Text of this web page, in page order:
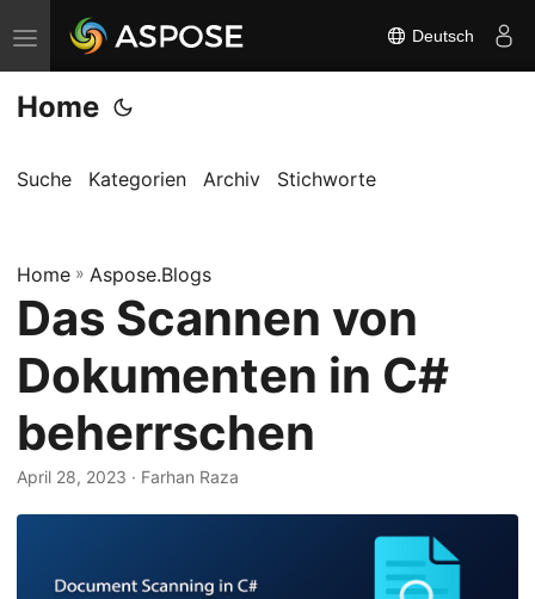
N
a
v
g
i
o
n
s
c
h
Deutsch
Home
Suche Kategorien Archiv Stichworte
Home » Aspose.Blogs
Das Scannen von
Dokumenten in C#
beherrschen
April 28, 2023 · Farhan Raza